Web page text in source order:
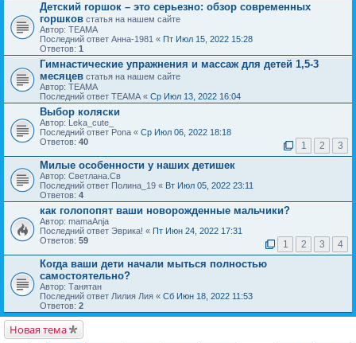
Детский горшок – это серьезно: обзор современных
горшков статья на нашем сайте
Автор: ТЕАМА
Последний ответ Анна-1981 « Пт Июл 15, 2022 15:28
Ответов: 1
Гимнастические упражнения и массаж для детей 1,5-3
месяцев статья на нашем сайте
Автор: ТЕАМА
Последний ответ ТЕАМА « Ср Июл 13, 2022 16:04
Выбор коляски
Автор: Leka_cute_
Последний ответ Pona « Ср Июл 06, 2022 18:18
Ответов: 40 1 2 3
Милые особенности у наших детишек
Автор: Светлана.Св
Последний ответ Полина_19 « Вт Июл 05, 2022 23:11
Ответов: 4
как голопопят ваши новорожденные мальчики?
Автор: mamaAnja
Последний ответ Эврика! « Пт Июн 24, 2022 17:31
Ответов: 59 1 2 3 4
Когда ваши дети начали мыться полностью
самостоятельно?
Автор: Танятан
Последний ответ Лилия Лия « Сб Июн 18, 2022 11:53
Ответов: 2
Новая тема